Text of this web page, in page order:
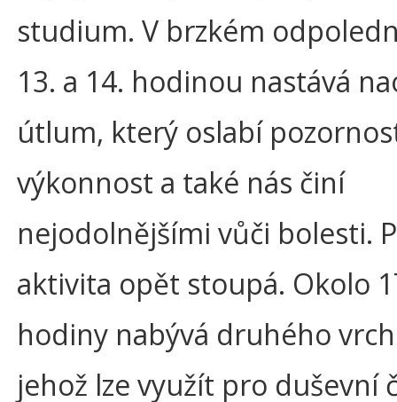
studium. V brzkém
13. a 14. hodinou nastává
útlum, který oslabí
výkonnost a také nás činí
nejodolnějšími vůči bolesti.
aktivita opět stoupá. Okolo
hodiny nabývá druhého
jehož lze využít pro duševní